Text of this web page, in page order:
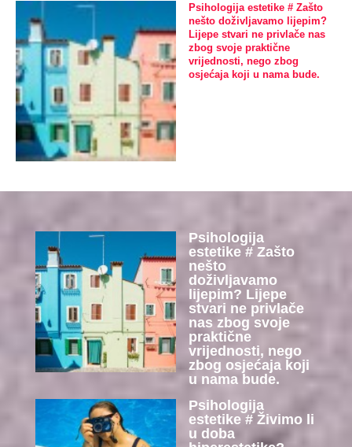
Psihologija estetike # Zašto
nešto doživljavamo lijepim?
Lijepe stvari ne privlače nas
zbog svoje praktične
vrijednosti, nego zbog
osjećaja koji u nama bude.
Psihologija
estetike # Zašto
nešto
doživljavamo
lijepim? Lijepe
stvari ne privlače
nas zbog svoje
praktične
vrijednosti, nego
zbog osjećaja koji
u nama bude.
Psihologija
estetike # Živimo li
u doba